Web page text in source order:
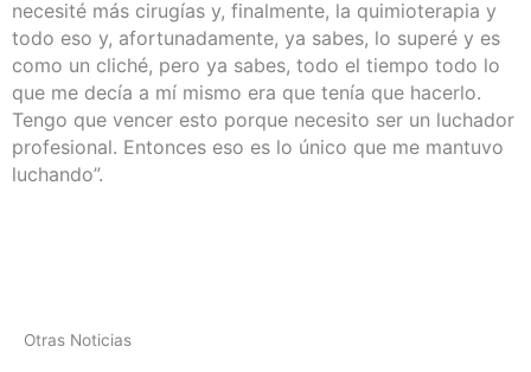
necesité más cirugías y, finalmente, la quimioterapia y
todo eso y, afortunadamente, ya sabes, lo superé y es
como un cliché, pero ya sabes, todo el tiempo todo lo
que me decía a mí mismo era que tenía que hacerlo.
Tengo que vencer esto porque necesito ser un luchador
profesional. Entonces eso es lo único que me mantuvo
luchando”.
Otras Noticias